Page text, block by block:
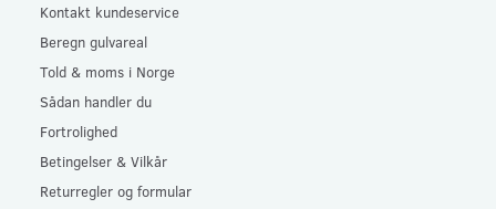
Kontakt kundeservice
Beregn gulvareal
Told & moms i Norge
Sådan handler du
Fortrolighed
Betingelser & Vilkår
Returregler og formular